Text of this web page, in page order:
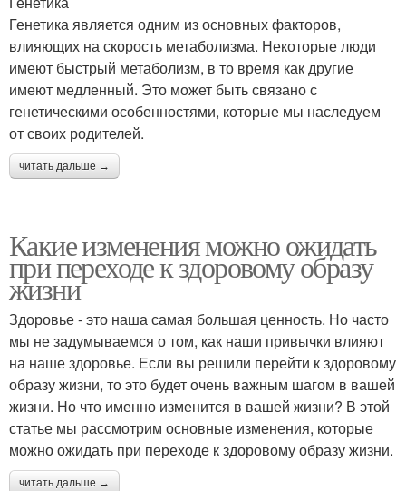
Генетика является одним из основных факторов,
влияющих на скорость метаболизма. Некоторые люди
имеют быстрый метаболизм, в то время как другие
имеют медленный. Это может быть связано с
генетическими особенностями, которые мы наследуем
от своих родителей.
читать дальше →
Какие изменения можно ожидать
при переходе к здоровому образу
жизни
Здоровье - это наша самая большая ценность. Но часто
мы не задумываемся о том, как наши привычки влияют
на наше здоровье. Если вы решили перейти к здоровому
образу жизни, то это будет очень важным шагом в вашей
жизни. Но что именно изменится в вашей жизни? В этой
статье мы рассмотрим основные изменения, которые
можно ожидать при переходе к здоровому образу жизни.
читать дальше →